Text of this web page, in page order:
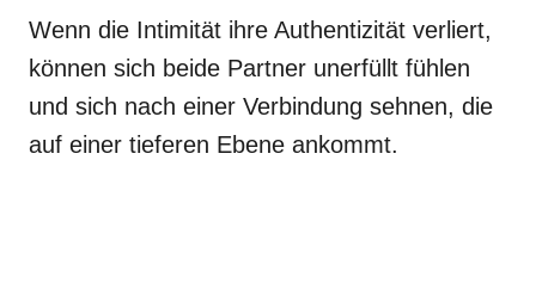
Wenn die Intimität ihre Authentizität verliert,
können sich beide Partner unerfüllt fühlen
und sich nach einer Verbindung sehnen, die
auf einer tieferen Ebene ankommt.